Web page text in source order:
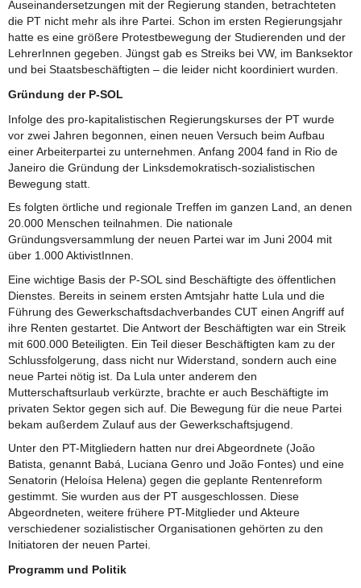
Auseinandersetzungen mit der Regierung standen, betrachteten
die PT nicht mehr als ihre Partei. Schon im ersten Regierungsjahr
hatte es eine größere Protestbewegung der Studierenden und der
LehrerInnen gegeben. Jüngst gab es Streiks bei VW, im Banksektor
und bei Staatsbeschäftigten – die leider nicht koordiniert wurden.
Gründung der P-SOL
Infolge des pro-kapitalistischen Regierungskurses der PT wurde
vor zwei Jahren begonnen, einen neuen Versuch beim Aufbau
einer Arbeiterpartei zu unternehmen. Anfang 2004 fand in Rio de
Janeiro die Gründung der Linksdemokratisch-sozialistischen
Bewegung statt.
Es folgten örtliche und regionale Treffen im ganzen Land, an denen
20.000 Menschen teilnahmen. Die nationale
Gründungsversammlung der neuen Partei war im Juni 2004 mit
über 1.000 AktivistInnen.
Eine wichtige Basis der P-SOL sind Beschäftigte des öffentlichen
Dienstes. Bereits in seinem ersten Amtsjahr hatte Lula und die
Führung des Gewerkschaftsdachverbandes CUT einen Angriff auf
ihre Renten gestartet. Die Antwort der Beschäftigten war ein Streik
mit 600.000 Beteiligten. Ein Teil dieser Beschäftigten kam zu der
Schlussfolgerung, dass nicht nur Widerstand, sondern auch eine
neue Partei nötig ist. Da Lula unter anderem den
Mutterschaftsurlaub verkürzte, brachte er auch Beschäftigte im
privaten Sektor gegen sich auf. Die Bewegung für die neue Partei
bekam außerdem Zulauf aus der Gewerkschaftsjugend.
Unter den PT-Mitgliedern hatten nur drei Abgeordnete (João
Batista, genannt Babá, Luciana Genro und João Fontes) und eine
Senatorin (Heloísa Helena) gegen die geplante Rentenreform
gestimmt. Sie wurden aus der PT ausgeschlossen. Diese
Abgeordneten, weitere frühere PT-Mitglieder und Akteure
verschiedener sozialistischer Organisationen gehörten zu den
Initiatoren der neuen Partei.
Programm und Politik